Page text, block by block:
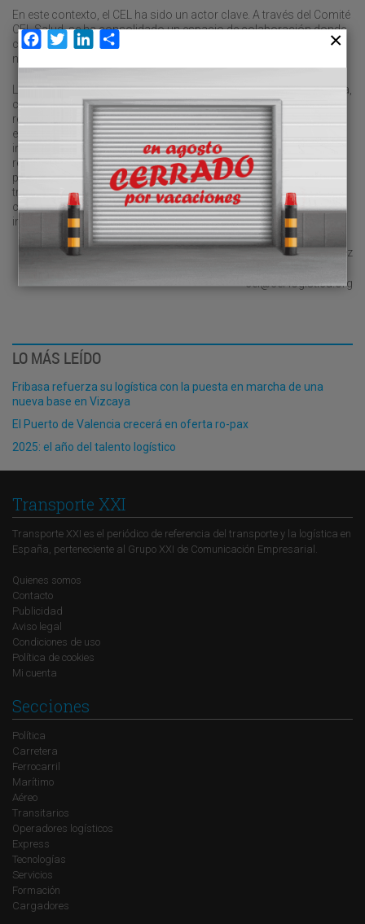
En este contexto, el CEL ha sido un actor clave. A través del Comité
CEL Salud, se ha consolidado un espacio de colaboración donde
compartir conocimiento, impulsar buenas prácticas y elevar el
nivel de ambición del sector.
La décimo tercera edición del Congreso CEL de Logística Sanitaria,
celebrado a finales de mayo, ha puesto de manifiesto que el
recorrido es notable, pero el desafío continúa. La complejidad del
entorno sanitario exige seguir avanzando en innovación,
integración y talento. Ahora más que nunca, es momento de
reforzar la colaboración entre todos los actores del ecosistema
para consolidar lo logrado y acelerar la transformación. Solo
trabajando juntos podremos construir una logística hospitalaria
capaz de responder, con excelencia, a un sector tan crítico como
imprescindible.
Ana González
cel@cel-logistica.org
LO MÁS LEÍDO
Fribasa refuerza su logística con la puesta en marcha de una
nueva base en Vizcaya
El Puerto de Valencia crecerá en oferta ro-pax
2025: el año del talento logístico
Transporte XXI
Transporte XXI es el periódico de referencia del transporte y la logística en
España, perteneciente al Grupo XXI de Comunicación Empresarial.
Quienes somos
Contacto
Publicidad
Aviso legal
Condiciones de uso
Política de cookies
Mi cuenta
Secciones
Política
Carretera
Ferrocarril
Marítimo
Aéreo
Transitarios
Operadores logísticos
Express
Tecnologías
Servicios
Formación
Cargadores
Facebook
TwitterLinkedIn